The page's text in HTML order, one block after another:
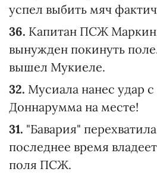
успел выбить мяч
36. Капитан ПСЖ
вынужден покинуть
вышел Мукиеле.
32. Мусиала нанес удар с
Доннарумма на месте!
31. "Бавария"
последнее время
поля ПСЖ.